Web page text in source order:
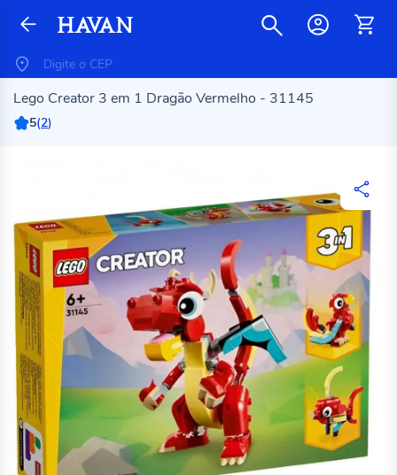
Lego Creator 3 em 1 Dragão Vermelho - 31145
5(2)